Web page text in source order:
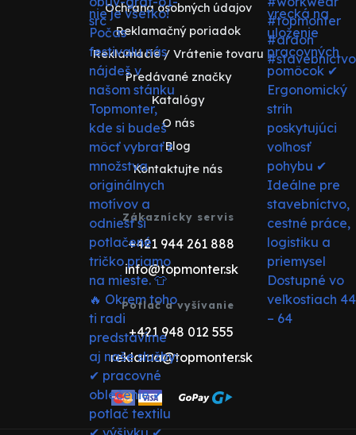
Ochrana osobných údajov
Reklamačný poriadok
Reklamácie / Vrátenie tovaru
Predávané značky
Katalógy
O nás
Blog
Kontaktujte nás
Zákaznícky servis
+421 944 261 888
info@topmonter.sk
Potlač a vyšívanie
+421 948 012 555
reklama@topmonter.sk